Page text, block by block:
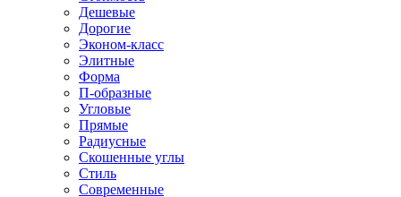
Дешевые
Дорогие
Эконом-класс
Элитные
Форма
П-образные
Угловые
Прямые
Радиусные
Скошенные углы
Стиль
Современные